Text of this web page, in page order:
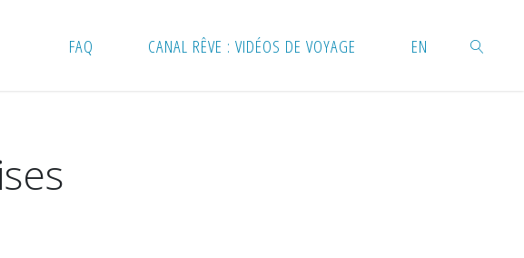
FAQ CANAL RÊVE : VIDÉOS DE VOYAGE EN